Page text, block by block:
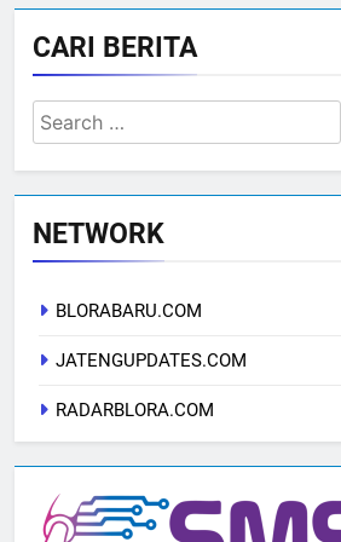
CARI BERITA
Search
for:
NETWORK
BLORABARU.COM
JATENGUPDATES.COM
RADARBLORA.COM